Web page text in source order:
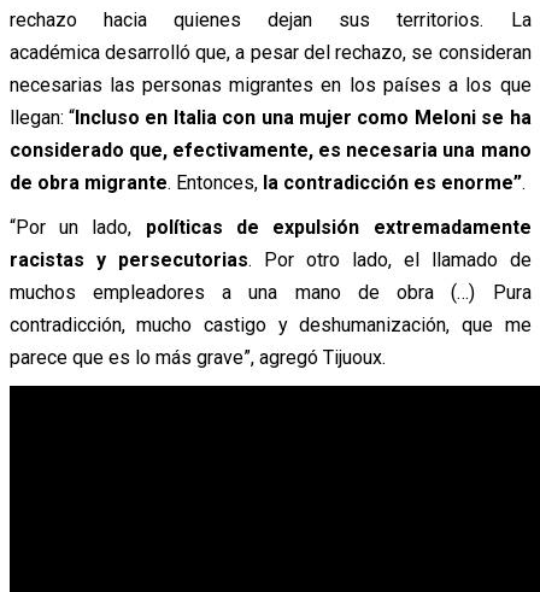
rechazo hacia quienes dejan sus territorios. La
académicadesarrolló que, a pesar del rechazo, se consideran
necesarias las personas migrantes en los países a los que
llegan: “Incluso en Italia con una mujer como Meloni se ha
considerado que, efectivamente, es necesaria una mano
de obra migrante. Entonces, la contradicción es enorme”.
“Por un lado, políticas de expulsión extremadamente
racistas y persecutorias. Por otro lado, el llamado de
muchos empleadores a una mano de obra (…) Pura
contradicción, mucho castigo y deshumanización, que me
parece que es lo más grave”, agregó Tijuoux.